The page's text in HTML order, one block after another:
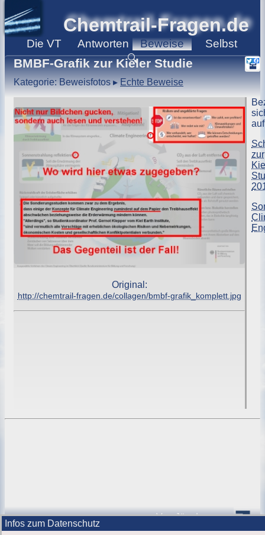
Chemtrail-Fragen.de
Die VT Antworten Beweise
Selbst
🔍
BMBF-Grafik zur Kieler Studie
Kategorie: Beweisfotos▸Echte Beweise
Original:
http://chemtrail-fragen.de/collagen/bmbf-grafik_komplett.jpg
zur
VonJörg Lorenz
Software für Sie.
Infos zum Datenschutz